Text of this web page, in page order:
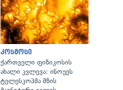
კოსმოსი
ქართველი ფიზიკოსის
ახალი კვლევა: ინოუეს
ტელესკოპმა მზის